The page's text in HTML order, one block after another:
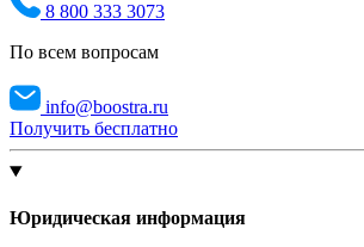
8 800 333 3073
По всем вопросам
info@boostra.ru
Получить бесплатно
Юридическая информация